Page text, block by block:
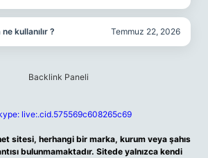
kullanılır ? Temmuz 22, 2026
live:.cid.575569c608265c69
sitesi, herhangi bir marka, kurum veya şahıs
bulunmamaktadır. Sitede yalnızca kendi